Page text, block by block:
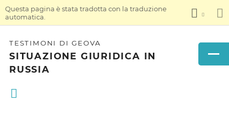
Questa pagina è stata tradotta con la traduzione
automatica.
TESTIMONI DI GEOVA
SITUAZIONE GIURIDICA IN
RUSSIA